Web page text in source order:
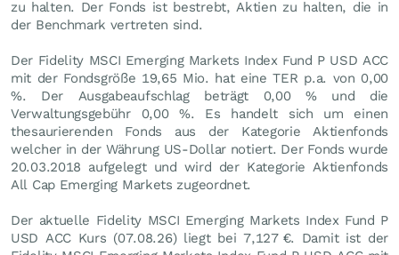
zu halten. Der Fonds ist bestrebt, Aktien zu halten, die in
der Benchmark vertreten sind.
Der Fidelity MSCI Emerging Markets Index Fund P USD ACC
mit der Fondsgröße 19,65 Mio. hat eine TER p.a. von 0,00
%. Der Ausgabeaufschlag beträgt 0,00 % und die
Verwaltungsgebühr 0,00 %. Es handelt sich um einen
thesaurierenden Fonds aus der Kategorie Aktienfonds
welcher in der Währung US-Dollar notiert. Der Fonds wurde
20.03.2018 aufgelegt und wird der Kategorie Aktienfonds
All Cap Emerging Markets zugeordnet.
Der aktuelle Fidelity MSCI Emerging Markets Index Fund P
USD ACC Kurs (07.08.26) liegt bei 7,127 €. Damit ist der